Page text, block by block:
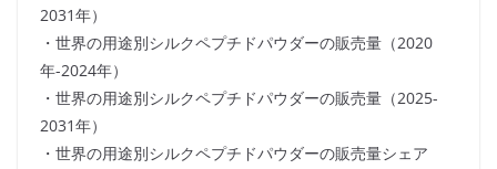
2031年）
・世界の用途別シルクペプチドパウダーの販売量（2020
年-2024年）
・世界の用途別シルクペプチドパウダーの販売量（2025-
2031年）
・世界の用途別シルクペプチドパウダーの販売量シェア